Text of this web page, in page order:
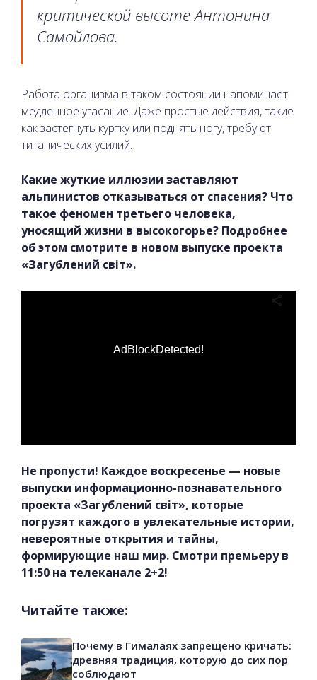
критической высоте Антонина
Самойлова.
Работа организма в таком состоянии напоминает
медленное угасание. Даже простые действия, такие
как застегнуть куртку или поднять ногу, требуют
титанических усилий.
Какие жуткие иллюзии заставляют
альпинистов отказываться от спасения? Что
такое феномен третьего человека,
уносящий жизни в высокогорье? Подробнее
об этом смотрите в новом выпуске проекта
«Загублений світ».
AdBlockDetected!
Не пропусти! Каждое воскресенье — новые
выпуски информационно-познавательного
проекта «Загублений світ», которые
погрузят каждого в увлекательные истории,
невероятные открытия и тайны,
формирующие наш мир. Смотри премьеру в
11:50 на телеканале 2+2!
Читайте также:
Почему в Гималаях запрещено кричать:
древняя традиция, которую до сих пор
соблюдают